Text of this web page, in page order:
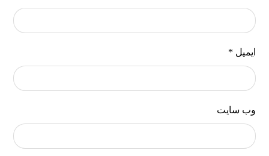
ایمیل *
وب‌ سایت